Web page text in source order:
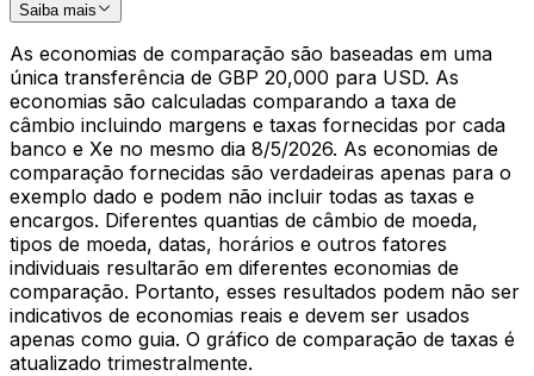
Saiba mais
As economias de comparação são baseadas em uma
única transferência de GBP 20,000 para USD. As
economias são calculadas comparando a taxa de
câmbio incluindo margens e taxas fornecidas por cada
banco e Xe no mesmo dia 8/5/2026. As economias de
comparação fornecidas são verdadeiras apenas para o
exemplo dado e podem não incluir todas as taxas e
encargos. Diferentes quantias de câmbio de moeda,
tipos de moeda, datas, horários e outros fatores
individuais resultarão em diferentes economias de
comparação. Portanto, esses resultados podem não ser
indicativos de economias reais e devem ser usados
apenas como guia. O gráfico de comparação de taxas é
atualizado trimestralmente.